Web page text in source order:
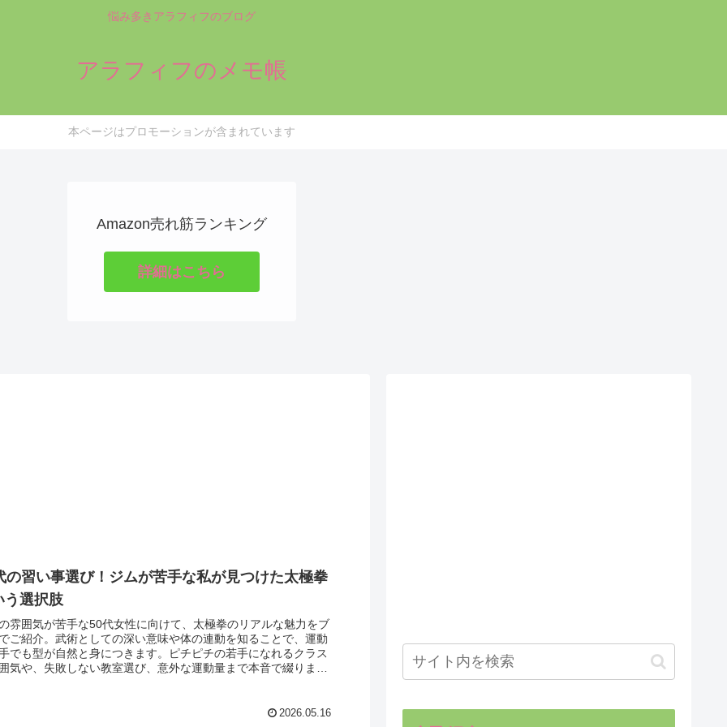
悩み多きアラフィフのブログ
アラフィフのメモ帳
本ページはプロモーションが含まれています
Amazon売れ筋ランキング
詳細はこちら
の習い事選び！ジムが苦手な私が見つけた太極拳
う選択肢
雰囲気が苦手な50代女性に向けて、太極拳のリアルな魅力をブ
ご紹介。武術としての深い意味や体の連動を知ることで、運動
でも型が自然と身につきます。ピチピチの若手になれるクラス
気や、失敗しない教室選び、意外な運動量まで本音で綴りま
2026.05.16